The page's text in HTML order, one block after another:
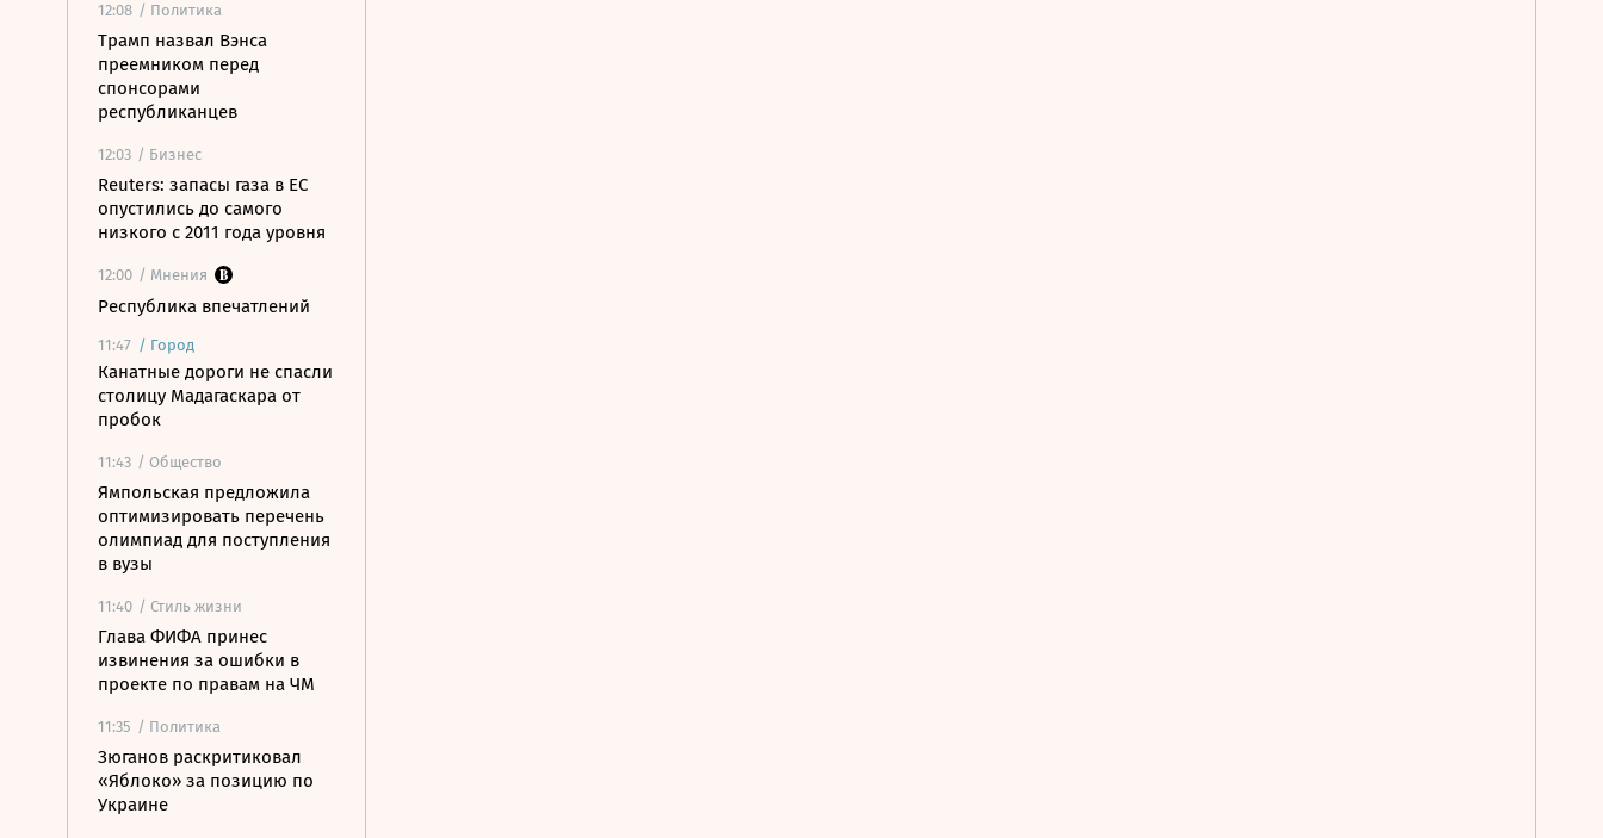
12:08 / Политика
Трамп назвал Вэнса
преемником перед
спонсорами
республиканцев
12:03 / Бизнес
Reuters: запасы газа в ЕС
опустились до самого
низкого с 2011 года уровня
12:00 / Мнения
Республика впечатлений
11:47 / Город
Канатные дороги не спасли
столицу Мадагаскара от
пробок
11:43 / Общество
Ямпольская предложила
оптимизировать перечень
олимпиад для поступления
в вузы
11:40 / Стиль жизни
Глава ФИФА принес
извинения за ошибки в
проекте по правам на ЧМ
11:35 / Политика
Зюганов раскритиковал
«Яблоко» за позицию по
Украине